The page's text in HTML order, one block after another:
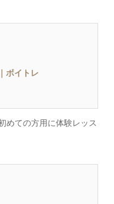
ボイトレ
めての方用に体験レッス